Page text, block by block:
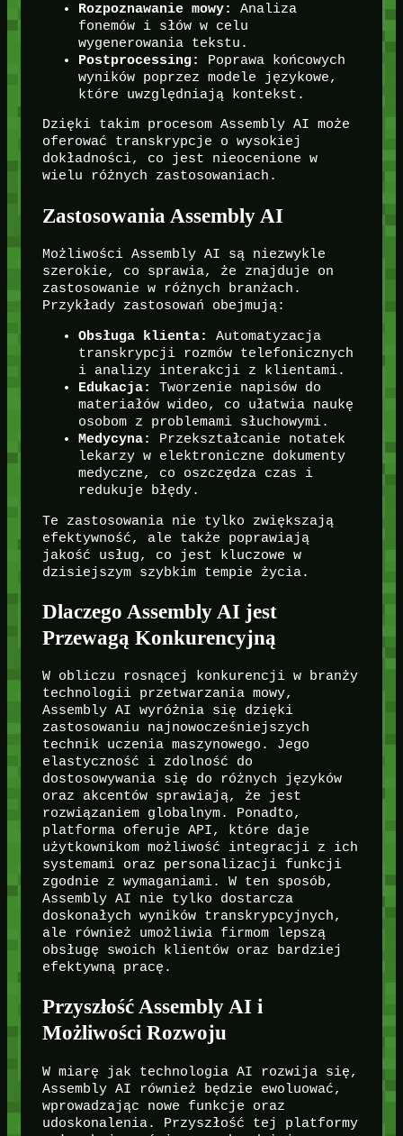
Rozpoznawanie mowy:
Analiza
fonemów i słów w celu
wygenerowania tekstu.
Postprocessing:
Poprawa końcowych
wyników poprzez modele językowe,
które uwzględniają kontekst.
Dzięki takim procesom Assembly AI może
oferować transkrypcje o wysokiej
dokładności, co jest nieocenione w
wielu różnych zastosowaniach.
Zastosowania Assembly AI
Możliwości Assembly AI są niezwykle
szerokie, co sprawia, że znajduje on
zastosowanie w różnych branżach.
Przykłady zastosowań obejmują:
Obsługa klienta:
Automatyzacja
transkrypcji rozmów telefonicznych
i analizy interakcji z klientami.
Edukacja:
Tworzenie napisów do
materiałów wideo, co ułatwia naukę
osobom z problemami słuchowymi.
Medycyna:
Przekształcanie notatek
lekarzy w elektroniczne dokumenty
medyczne, co oszczędza czas i
redukuje błędy.
Te zastosowania nie tylko zwiększają
efektywność, ale także poprawiają
jakość usług, co jest kluczowe w
dzisiejszym szybkim tempie życia.
Dlaczego Assembly AI jest
Przewagą Konkurencyjną
W obliczu rosnącej konkurencji w branży
technologii przetwarzania mowy,
Assembly AI wyróżnia się dzięki
zastosowaniu najnowocześniejszych
technik uczenia maszynowego. Jego
elastyczność i zdolność do
dostosowywania się do różnych języków
oraz akcentów sprawiają, że jest
rozwiązaniem globalnym. Ponadto,
platforma oferuje API, które daje
użytkownikom możliwość integracji z ich
systemami oraz personalizacji funkcji
zgodnie z wymaganiami. W ten sposób,
Assembly AI nie tylko dostarcza
doskonałych wyników transkrypcyjnych,
ale również umożliwia firmom lepszą
obsługę swoich klientów oraz bardziej
efektywną pracę.
Przyszłość Assembly AI i
Możliwości Rozwoju
W miarę jak technologia AI rozwija się,
Assembly AI również będzie ewoluować,
wprowadzając nowe funkcje oraz
udoskonalenia. Przyszłość tej platformy